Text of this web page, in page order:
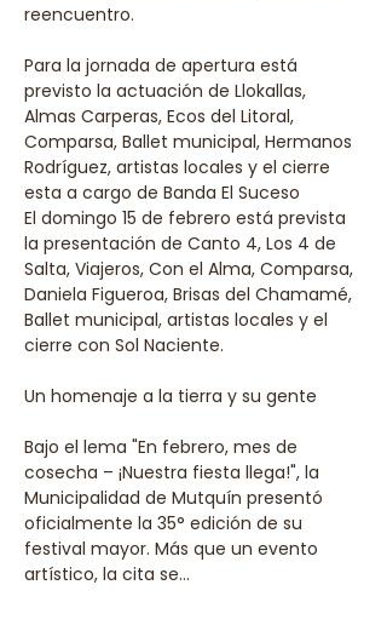
reencuentro.
Para la jornada de apertura está
previsto la actuación de Llokallas,
Almas Carperas, Ecos del Litoral,
Comparsa, Ballet municipal, Hermanos
Rodríguez, artistas locales y el cierre
esta a cargo de Banda El Suceso
El domingo 15 de febrero está prevista
la presentación de Canto 4, Los 4 de
Salta, Viajeros, Con el Alma, Comparsa,
Daniela Figueroa, Brisas del Chamamé,
Ballet municipal, artistas locales y el
cierre con Sol Naciente.
Un homenaje a la tierra y su gente
Bajo el lema "En febrero, mes de
cosecha – ¡Nuestra fiesta llega!", la
Municipalidad de Mutquín presentó
oficialmente la 35° edición de su
festival mayor. Más que un evento
artístico, la cita se…